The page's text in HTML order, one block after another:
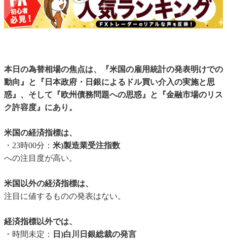
本日の為替相場の焦点は、『米国の雇用統計の発表明けでの
動向』と『日本政府・日銀によるドル買い介入の実施と思
惑』、そして『欧州債務問題への思惑』と『金融市場のリス
ク許容度』にあり。
米国の経済指標は、
・23時00分： 米)製造業受注指数
への注目度が高い。
米国以外の経済指標は、
注目に値するものの発表はない。
経済指標以外では、
・時間未定：
日)白川日銀総裁の発言